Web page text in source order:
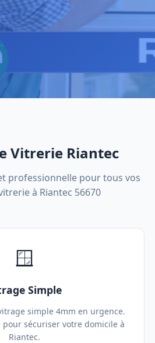
Vitrerie Riantec
professionnelle pour tous vos
à Riantec 56670
🪟
Simple
simple 4mm en urgence.
sécuriser votre domicile à
Riantec.